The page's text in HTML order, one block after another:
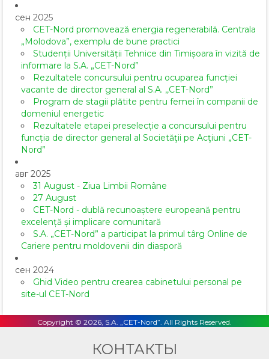
сен 2025
CET-Nord promovează energia regenerabilă. Centrala
„Molodova”, exemplu de bune practici
Studenții Universității Tehnice din Timișoara în vizită de
informare la S.A. „CET-Nord”
Rezultatele concursului pentru ocuparea funcției
vacante de director general al S.A. ,,CET-Nord”
Program de stagii plătite pentru femei în companii de
domeniul energetic
Rezultatele etapei preselecție a concursului pentru
funcția de director general al Societăţii pe Acţiuni „CET-
Nord”
авг 2025
31 August - Ziua Limbii Române
27 August
CET-Nord - dublă recunoaștere europeană pentru
excelență și implicare comunitară
S.A. „CET-Nord” a participat la primul târg Online de
Cariere pentru moldovenii din diasporă
сен 2024
Ghid Video pentru crearea cabinetului personal pe
site-ul CET-Nord
Copyright © 2026, S.A. „CET-Nord”. All Rights Reserved.
КОНТАКТЫ